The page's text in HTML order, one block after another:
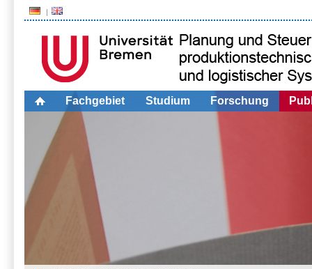
Fachgebiet Studium Forschung